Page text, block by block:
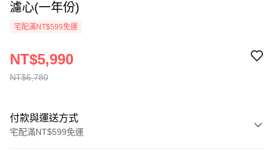
濾心(一年份)
宅配滿NT$599免運
NT$6,780
NT$5,990
付款與運送方式
宅配滿NT$599免運